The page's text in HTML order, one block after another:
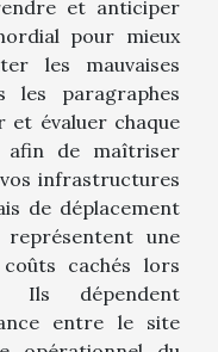
et anticiper
pour mieux
les mauvaises
les paragraphes
et évaluer chaque
afin de maîtriser
infrastructures
de déplacement
une
cachés lors
Ils dépendent
entre le site